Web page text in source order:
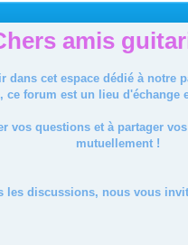
amis
cet espace dédié à notre
ce forum est un lieu d'échange
vos questions et à partager
mutuellement !
les discussions, nous vous